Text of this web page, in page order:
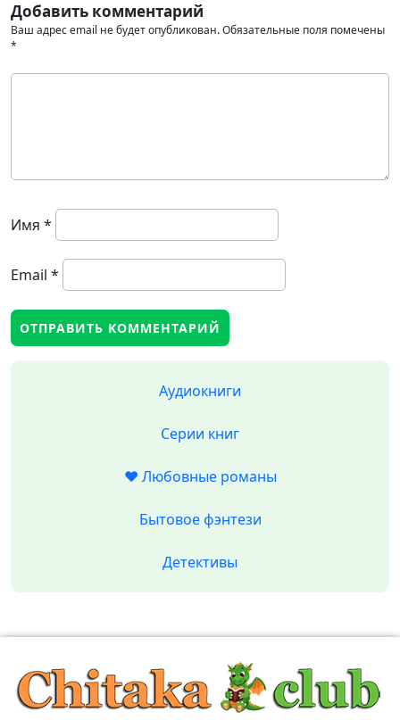
Добавить комментарий
Ваш адрес email не будет опубликован.Обязательные поля помечены
*
Имя *
Email *
Аудиокниги
Серии книг
❤️ Любовные романы
Бытовое фэнтези
Детективы